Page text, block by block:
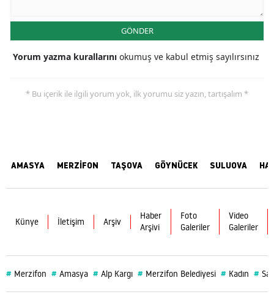
GÖNDER
Yorum yazma kurallarını okumuş ve kabul etmiş sayılırsınız
* Bu içerik ile ilgili yorum yok, ilk yorumu siz yazın, tartışalım *
AMASYA MERZİFON TAŞOVA GÖYNÜCEK SULUOVA
Künye İletişim Arşiv
Haber
Arşivi
Foto
Galeriler
Video
Galeriler
# Merzifon # Amasya # Alp Kargı # Merzifon Belediyesi # Kadın #